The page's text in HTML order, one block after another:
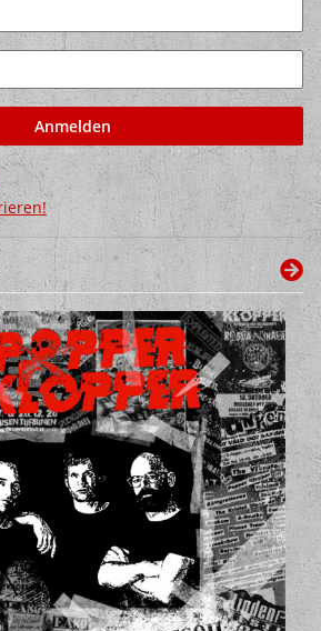
Anmelden